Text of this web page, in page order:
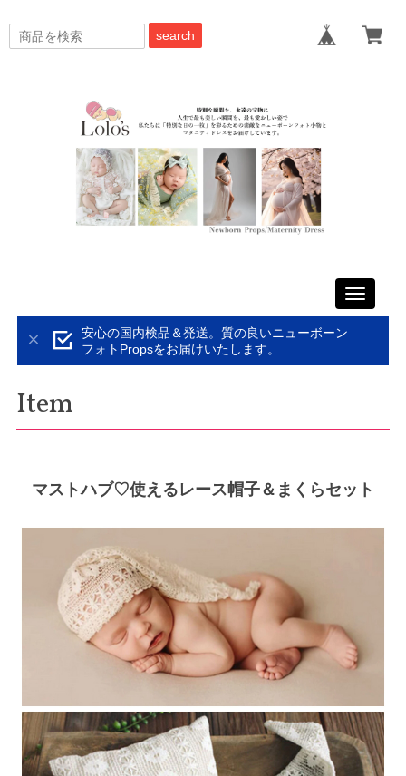
search
Toggle
安心の国内検品＆発送。質の良いニューボーン
フォトPropsをお届けいたします。
Item
マストハブ♡使えるレース帽子＆まくらセット